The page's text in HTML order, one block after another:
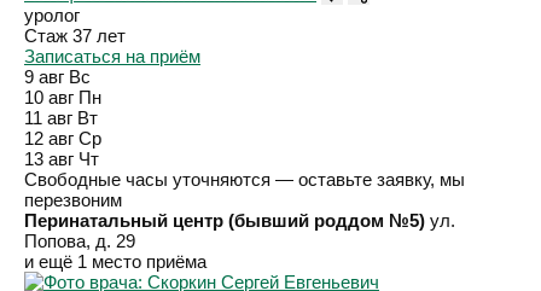
уролог
Стаж 37 лет
Записаться на приём
9 авг Вс
10 авг Пн
11 авг Вт
12 авг Ср
13 авг Чт
Свободные часы уточняются — оставьте заявку, мы
перезвоним
Перинатальный центр (бывший роддом №5) ул.
Попова, д. 29
и ещё 1 место приёма